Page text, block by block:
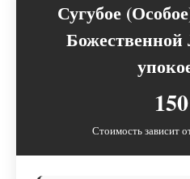
Сугубое
Стоимость зависит